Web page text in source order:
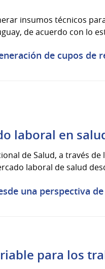
insumos técnicos
de acuerdo con lo
de cupos de
laboral en
de Salud, a través
laboral de salud
una perspectiva
para los